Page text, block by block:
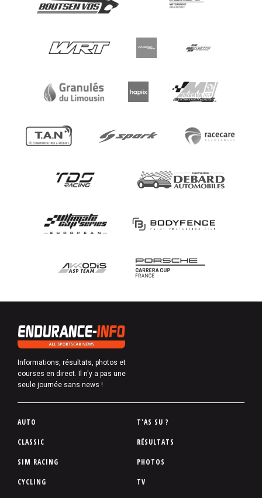
Informations, résultats, photos et
courses en direct. Il n'y a pas une
seule journée sans news !
P
d
d
AUTO
CLASSIC
SIM RACING
CYCLING
T'AS SU ?
RÉSULTATS
PHOTOS
TV